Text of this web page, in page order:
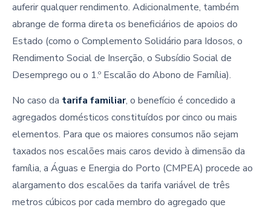
auferir qualquer rendimento. Adicionalmente, também
abrange de forma direta os beneficiários de apoios do
Estado (como o Complemento Solidário para Idosos, o
Rendimento Social de Inserção, o Subsídio Social de
Desemprego ou o 1.º Escalão do Abono de Família).
No caso da tarifa familiar, o benefício é concedido a
agregados domésticos constituídos por cinco ou mais
elementos. Para que os maiores consumos não sejam
taxados nos escalões mais caros devido à dimensão da
família, a Águas e Energia do Porto (CMPEA) procede ao
alargamento dos escalões da tarifa variável de três
metros cúbicos por cada membro do agregado que